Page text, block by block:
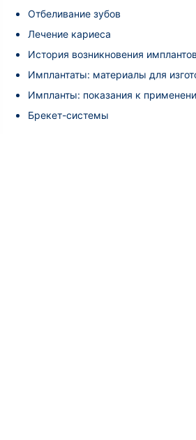
Отбеливание зубов
Лечение кариеса
История возникновения имплантов
Имплантаты: материалы для
Импланты: показания к
Брекет-системы